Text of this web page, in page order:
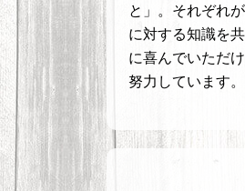
と」。それぞれ
に対する知識を
に喜んでいただ
努力しています。